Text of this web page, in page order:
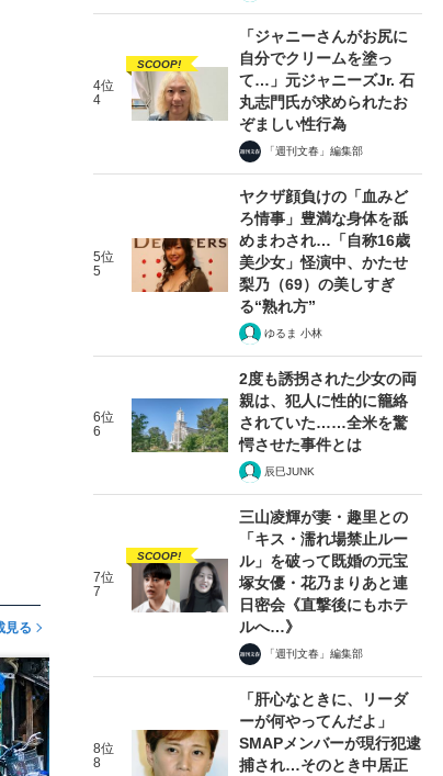
見る
4位
4
SCOOP!
「ジャニーさんがお尻に
自分でクリームを塗っ
て…」元ジャニーズJr. 石
丸志門氏が求められたお
ぞましい性行為
「週刊文春」編集部
5位
5
ヤクザ顔負けの「血みど
ろ情事」豊満な身体を舐
めまわされ…「自称16歳
美少女」怪演中、かたせ
梨乃（69）の美しすぎ
る“熟れ方”
ゆるま 小林
6位
6
2度も誘拐された少女の両
親は、犯人に性的に籠絡
されていた……全米を驚
愕させた事件とは
辰巳JUNK
7位
7
SCOOP!
三山凌輝が妻・趣里との
「キス・濡れ場禁止ルー
ル」を破って既婚の元宝
塚女優・花乃まりあと連
日密会《直撃後にもホテ
ルへ…》
「週刊文春」編集部
8位
8
「肝心なときに、リーダ
ーが何やってんだよ」
SMAPメンバーが現行犯逮
捕され…そのとき中居正